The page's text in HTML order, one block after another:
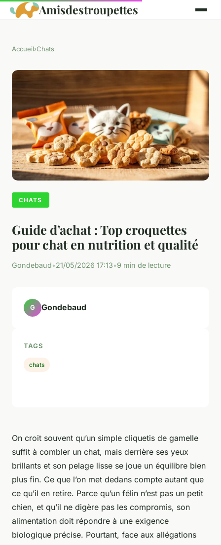
Amisdestroupettes
Accueil›Chats
CHATS
Guide d’achat : Top croquettes
pour chat en nutrition et qualité
Gondebaud•21/05/2026 17:13•9 min de lecture
On croit souvent qu’un simple cliquetis de gamelle
suffit à combler un chat, mais derrière ses yeux
brillants et son pelage lisse se joue un équilibre bien
plus fin. Ce que l’on met dedans compte autant que
ce qu’il en retire. Parce qu’un félin n’est pas un petit
chien, et qu’il ne digère pas les compromis, son
alimentation doit répondre à une exigence
biologique précise. Pourtant, face aux allégations
G Gondebaud
TAGS
chats